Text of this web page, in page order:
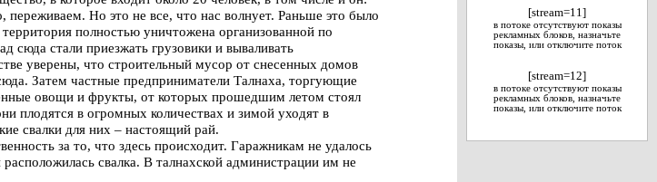
Но это не все, что нас волнует. Раньше это было
полностью уничтожена организованной по
сюда стали приезжать грузовики и вываливать
уверены, что строительный мусор от снесенных домов
Затем частные предприниматели Талнаха, торгующие
овощи и фрукты, от которых прошедшим летом стоял
плодятся в огромных количествах и зимой уходят в
свалки для них – настоящий рай.
за то, что здесь происходит. Гаражникам не удалось
свалка. В талнахской администрации им не
[stream=11]
в потоке отсутствуют показы
рекламных блоков, назначьте
показы, или отключите поток
[stream=12]
в потоке отсутствуют показы
рекламных блоков, назначьте
показы, или отключите поток